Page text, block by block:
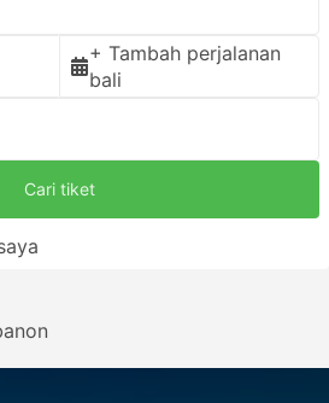
+ Tambah perjalanan
bali
Cari tiket